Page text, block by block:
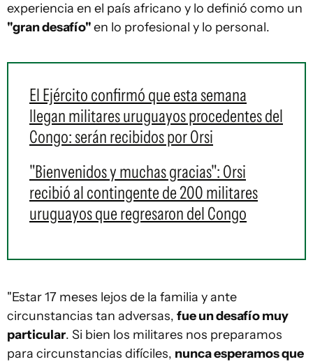
experiencia en el país africano y lo definió como un
"gran desafío"en lo profesional y lo personal.
El Ejército confirmó que esta semana
llegan militares uruguayos procedentes del
Congo: serán recibidos por Orsi
"Bienvenidos y muchas gracias": Orsi
recibió al contingente de 200 militares
uruguayos que regresaron del Congo
"Estar 17 meses lejos de la familia y ante
circunstancias tan adversas, fue un desafío muy
particular. Si bien los militares nos preparamos
para circunstancias difíciles, nunca esperamos que